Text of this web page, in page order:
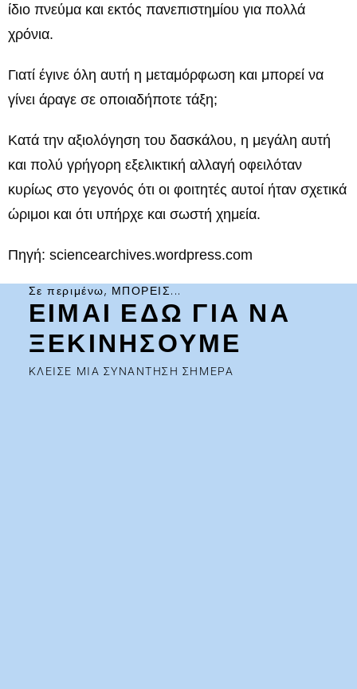
ίδιο πνεύμα και εκτός πανεπιστημίου για πολλά
χρόνια.
Γιατί έγινε όλη αυτή η μεταμόρφωση και μπορεί να
γίνει άραγε σε οποιαδήποτε τάξη;
Κατά την αξιολόγηση του δασκάλου, η μεγάλη αυτή
και πολύ γρήγορη εξελικτική αλλαγή οφειλόταν
κυρίως στο γεγονός ότι οι φοιτητές αυτοί ήταν σχετικά
ώριμοι και ότι υπήρχε και σωστή χημεία.
Πηγή: sciencearchives.wordpress.com
Σε περιμένω, ΜΠΟΡΕΙΣ...
ΕΙΜΑΙ ΕΔΩ ΓΙΑ ΝΑ
ΞΕΚΙΝΗΣΟΥΜΕ
ΚΛΕΙΣΕ ΜΙΑ ΣΥΝΑΝΤΗΣΗ ΣΗΜΕΡΑ